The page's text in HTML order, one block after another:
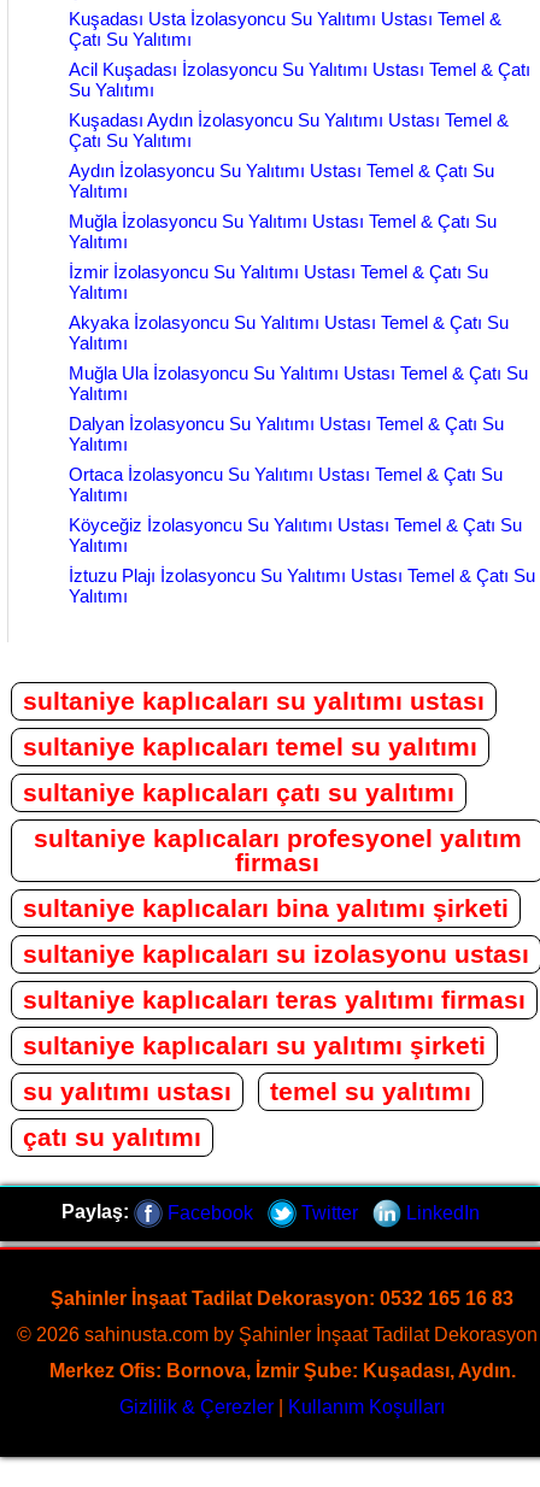
Kuşadası Usta İzolasyoncu Su Yalıtımı Ustası Temel &
Çatı Su Yalıtımı
Acil Kuşadası İzolasyoncu Su Yalıtımı Ustası Temel & Çatı
Su Yalıtımı
Kuşadası Aydın İzolasyoncu Su Yalıtımı Ustası Temel &
Çatı Su Yalıtımı
Aydın İzolasyoncu Su Yalıtımı Ustası Temel & Çatı Su
Yalıtımı
Muğla İzolasyoncu Su Yalıtımı Ustası Temel & Çatı Su
Yalıtımı
İzmir İzolasyoncu Su Yalıtımı Ustası Temel & Çatı Su
Yalıtımı
Akyaka İzolasyoncu Su Yalıtımı Ustası Temel & Çatı Su
Yalıtımı
Muğla Ula İzolasyoncu Su Yalıtımı Ustası Temel & Çatı Su
Yalıtımı
Dalyan İzolasyoncu Su Yalıtımı Ustası Temel & Çatı Su
Yalıtımı
Ortaca İzolasyoncu Su Yalıtımı Ustası Temel & Çatı Su
Yalıtımı
Köyceğiz İzolasyoncu Su Yalıtımı Ustası Temel & Çatı Su
Yalıtımı
İztuzu Plajı İzolasyoncu Su Yalıtımı Ustası Temel & Çatı Su
Yalıtımı
sultaniye kaplıcaları su yalıtımı ustası
sultaniye kaplıcaları temel su yalıtımı
sultaniye kaplıcaları çatı su yalıtımı
sultaniye kaplıcaları profesyonel yalıtım
firması
sultaniye kaplıcaları bina yalıtımı şirketi
sultaniye kaplıcaları su izolasyonu ustası
sultaniye kaplıcaları teras yalıtımı firması
sultaniye kaplıcaları su yalıtımı şirketi
su yalıtımı ustası
temel su yalıtımı
çatı su yalıtımı
Paylaş: Facebook Twitter LinkedIn
Şahinler İnşaat Tadilat Dekorasyon: 0532 165 16 83
© 2026 sahinusta.com by Şahinler İnşaat Tadilat
Merkez Ofis: Bornova, İzmir Şube: Kuşadası, Aydın.
Gizlilik & Çerezler
Kullanım Koşulları